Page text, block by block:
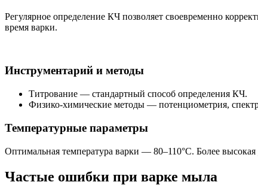
Регулярное определение КЧ позволяет своевременно
время варки.
Инструментарий и методы
Титрование — стандартный способ определения КЧ.
Физико-химические методы — потенциометрия,
Температурные параметры
Оптимальная температура варки — 80–110°C. Более
Частые ошибки при варке мыла